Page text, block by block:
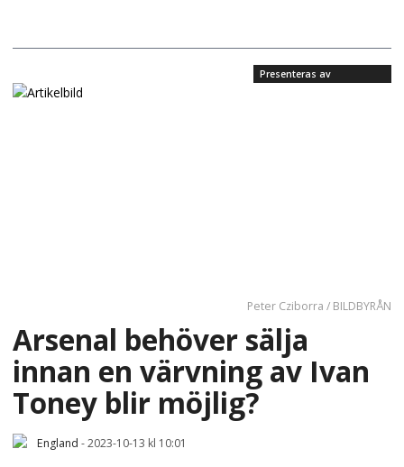
Presenteras av
Peter Cziborra / BILDBYRÅN
Arsenal behöver sälja
innan en värvning av Ivan
Toney blir möjlig?
England -2023-10-13 kl 10:01